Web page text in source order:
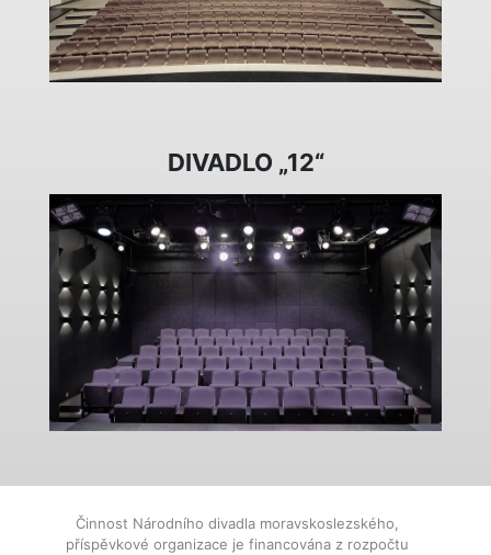
DIVADLO „12“
Činnost Národního divadla moravskoslezského,
příspěvkové organizace je financována z rozpočtu